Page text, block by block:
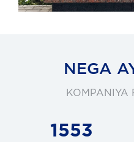
NEGA
KOMPANIYA
1553